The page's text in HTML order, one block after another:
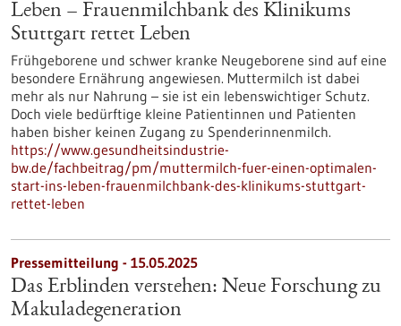
Leben – Frauenmilchbank des Klinikums
Stuttgart rettet Leben
Frühgeborene und schwer kranke Neugeborene sind auf eine
besondere Ernährung angewiesen. Muttermilch ist dabei
mehr als nur Nahrung – sie ist ein lebenswichtiger Schutz.
Doch viele bedürftige kleine Patientinnen und Patienten
haben bisher keinen Zugang zu Spenderinnenmilch.
https://www.gesundheitsindustrie-
bw.de/fachbeitrag/pm/muttermilch-fuer-einen-optimalen-
start-ins-leben-frauenmilchbank-des-klinikums-stuttgart-
rettet-leben
Pressemitteilung - 15.05.2025
Das Erblinden verstehen: Neue Forschung zu
Makuladegeneration